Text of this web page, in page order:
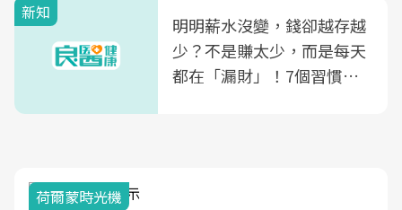
新知
明明薪水沒變，錢卻越存越
少？不是賺太少，而是每天
都在「漏財」！7個習慣一
荷爾蒙時光機